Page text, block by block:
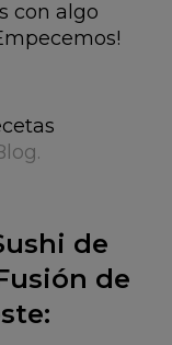
con algo
de
de